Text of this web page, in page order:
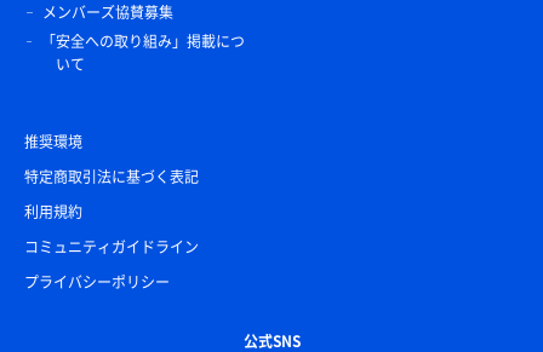
メンバーズ協賛募集
「安全への取り組み」掲載につ
いて
推奨環境
特定商取引法に基づく表記
利用規約
コミュニティガイドライン
プライバシーポリシー
公式SNS